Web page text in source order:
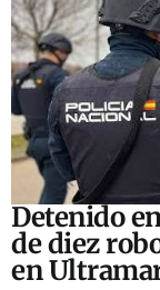
Detenido
de diez
en